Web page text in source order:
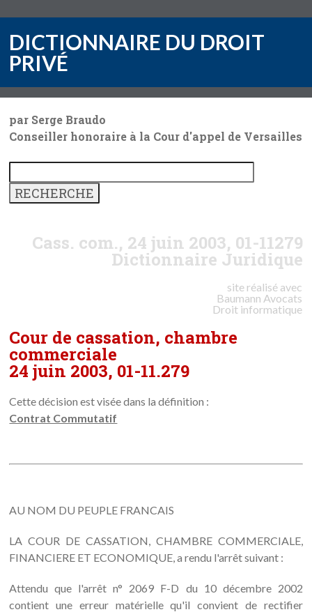
DICTIONNAIRE DU DROIT
PRIVÉ
par Serge Braudo
Conseiller honoraire à la Cour d'appel de Versailles
Cass. com., 24 juin 2003, 01-11279
Dictionnaire Juridique
site réalisé avec
Baumann Avocats
Droit informatique
Cour de cassation, chambre
commerciale
24 juin 2003, 01-11.279
Cette décision est visée dans la définition :
Contrat Commutatif
AU NOM DU PEUPLE FRANCAIS
LA COUR DE CASSATION, CHAMBRE COMMERCIALE,
FINANCIERE ET ECONOMIQUE, a rendu l'arrêt suivant :
Attendu que l'arrêt n° 2069 F-D du 10 décembre 2002
contient une erreur matérielle qu'il convient de rectifier